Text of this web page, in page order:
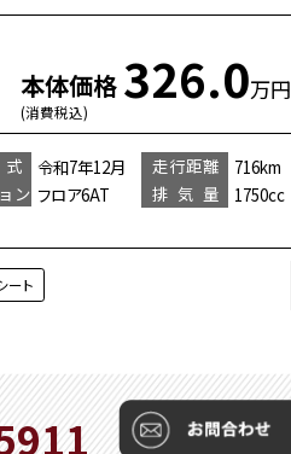
本体価格
(消費税込)
326.0万円
令和7年12月 走行距離 716km
ン フロア6AT 排気量 1750cc
ート